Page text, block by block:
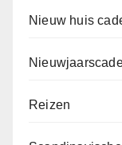
Nieuw huis
Reizen